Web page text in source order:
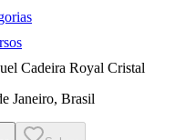
Cadeira Royal Cristal
Janeiro, Brasil